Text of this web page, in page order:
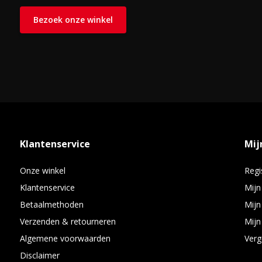
Bezoek onze winkel
Klantenservice
Onze winkel
Klantenservice
Betaalmethoden
Verzenden & retourneren
Algemene voorwaarden
Disclaimer